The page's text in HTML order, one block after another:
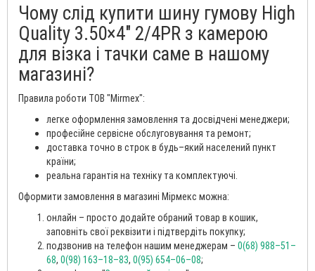
Чому слід купити шину гумову High
Quality 3.50×4″ 2/4PR з камерою
для візка і тачки саме в нашому
магазині?
Правила роботи ТОВ "Mirmex":
легке оформлення замовлення та досвідчені менеджери;
професійне сервісне обслуговування та ремонт;
доставка точно в строк в будь–який населений пункт
країни;
реальна гарантія на техніку та комплектуючі.
Оформити замовлення в магазині Мірмекс можна:
онлайн – просто додайте обраний товар в кошик,
заповніть свої реквізити і підтвердіть покупку;
подзвонив на телефон нашим менеджерам – 0(68) 988–51–
68, 0(98) 163–18–83, 0(95) 654–06–08;